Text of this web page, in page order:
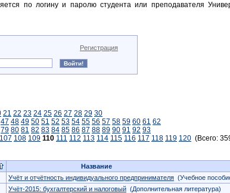
по логину и паролю студента или преподавателя
Регистрация
21 22 23 24 25 26 27 28 29 30
47 48 49 50 51 52 53 54 55 56 57 58 59 60 61 62
79 80 81 82 83 84 85 86 87 88 89 90 91 92 93
107 108 109 110 111 112 113 114 115 116 117 118 119 120 (Всего:
Название
Учёт и отчётность индивидуального предпринимателя (Учебное
Учёт-2015: бухгалтерский и налоговый (Дополнительная литература)